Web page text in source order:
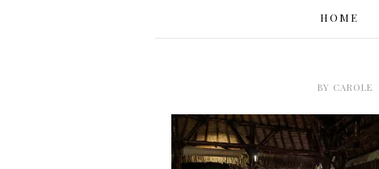
HOME
BY CAROLE